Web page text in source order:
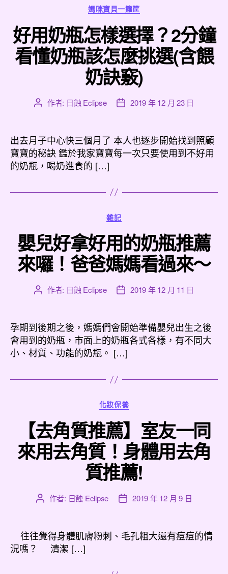
分
類
媽咪寶貝一籮筐
好用奶瓶怎樣選擇？2分鐘
看懂奶瓶該怎麼挑選(含餵
奶訣竅)
文
者
作者: 日蝕 Eclipse
文
佈
日
期
2019 年 12 月 23 日
出去月子中心快三個月了 本人也逐步開始找到照顧
寶寶的秘訣 鑑於我家寶寶每一次只要使用到不好用
的奶瓶，喝奶進食的 […]
分
類
雜記
嬰兒好拿好用的奶瓶推薦
來囉！爸爸媽媽看過來～
文
者
作者: 日蝕 Eclipse
文
佈
日
期
2019 年 12 月 11 日
孕期到後期之後，媽媽們會開始準備嬰兒出生之後
會用到的奶瓶，市面上的奶瓶各式各樣，有不同大
小、材質、功能的奶瓶。 […]
分
類
化妝保養
【去角質推薦】室友一同
來用去角質！身體用去角
質推薦!
文
者
作者: 日蝕 Eclipse
文
佈
日
2019 年 12 月 9 日
往往覺得身體肌膚粉刺、毛孔粗大還有痘痘的情
況嗎？ 清潔 […]